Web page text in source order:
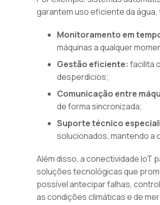
garantem uso eficiente da
Monitoramento em
máquinas a qualquer
Gestão eficiente: facilita
desperdícios;
Comunicação entre
de forma sincronizada;
Suporte técnico
solucionados, mantendo a
Além disso, a conectividade IoT
soluções tecnológicas que
possível antecipar falhas,
as condições climáticas e de